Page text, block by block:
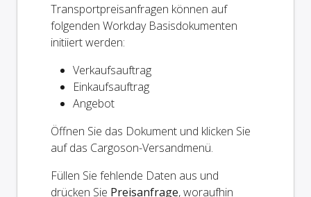
Transportpreisanfragen können auf
folgenden Workday Basisdokumenten
initiiert werden:
Verkaufsauftrag
Einkaufsauftrag
Angebot
Öffnen Sie das Dokument und klicken Sie
auf das Cargoson-Versandmenü.
Füllen Sie fehlende Daten aus und
drücken Sie Preisanfrage, woraufhin